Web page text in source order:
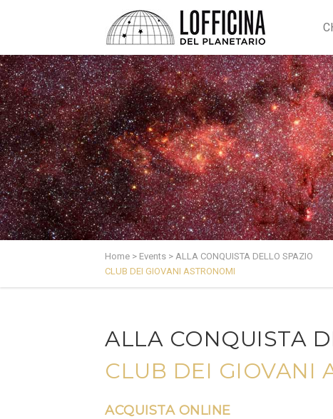
Home > Events > ALLA CONQUISTA DELLO SPAZIO
CLUB DEI GIOVANI ASTRONOMI
ALLA CONQUISTA
CLUB DEI GIOVANI
ACQUISTA ONLINE